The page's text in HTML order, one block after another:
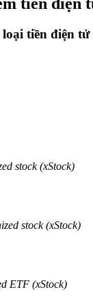
cho người nắm giữ
hỗ trợ bằng tiền
tiền điện
tiền điện
stock (xStock)
stock (xStock)
ETF (xStock)